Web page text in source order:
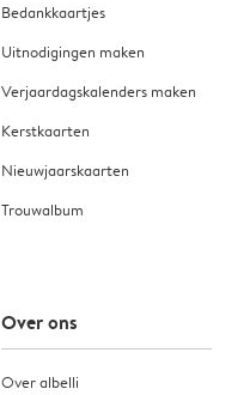
Bedankkaartjes
Uitnodigingen maken
Verjaardagskalenders maken
Kerstkaarten
Nieuwjaarskaarten
Trouwalbum
Over ons
Over albelli